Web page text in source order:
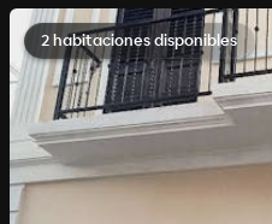
2 habitaciones disponibles